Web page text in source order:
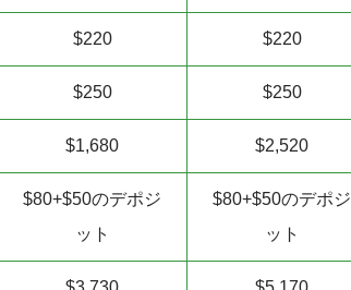
$220 $220
$250 $250
$1,680 $2,520
$80+$50のデポジ
ット
$80+$50のデポジ
ット